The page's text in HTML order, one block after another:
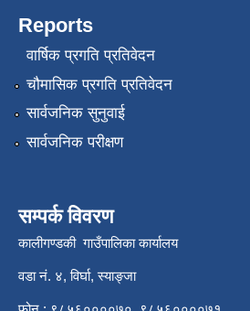
Reports
वार्षिक प्रगति प्रतिवेदन
चौमासिक प्रगति प्रतिवेदन
सार्वजनिक सुनुवाई
सार्वजनिक परीक्षण
सम्पर्क विवरण
कालीगण्डकी गाउँपालिका कार्यालय
वडा नं. ४, विर्घा, स्याङ्जा